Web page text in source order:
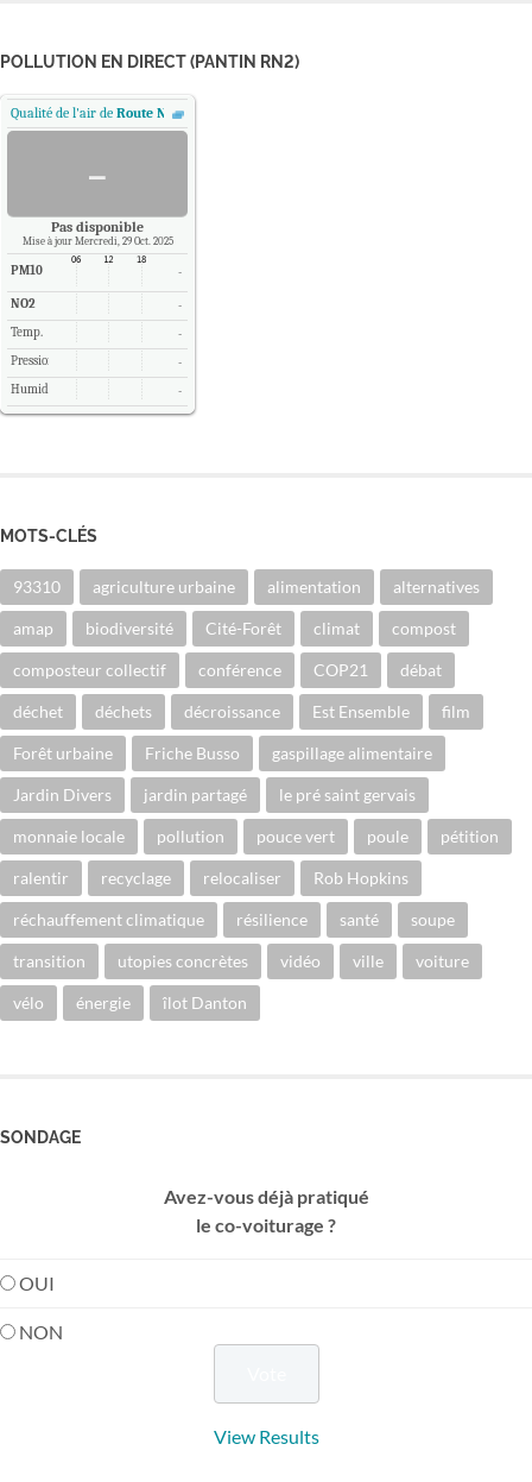
POLLUTION EN DIRECT (PANTIN RN2)
Qualité de l'air deRoute Nationale 2 - Pantin, Paris
-
Pas disponible
Mise à jour Mercredi, 29 Oct. 2025
PM10 -
NO2 -
Temp. -
Pression -
Humidité -
MOTS-CLÉS
93310 agriculture urbaine alimentation alternatives
amap biodiversité Cité-Forêt climat compost
composteur collectif conférence COP21 débat
déchet déchets décroissance Est Ensemble film
Forêt urbaine Friche Busso gaspillage alimentaire
Jardin Divers jardin partagé le pré saint gervais
monnaie locale pollution pouce vert poule pétition
ralentir recyclage relocaliser Rob Hopkins
réchauffement climatique résilience santé soupe
transition utopies concrètes vidéo ville voiture
vélo énergie îlot Danton
SONDAGE
Avez-vous déjà pratiqué
le co-voiturage ?
OUI
NON
View Results